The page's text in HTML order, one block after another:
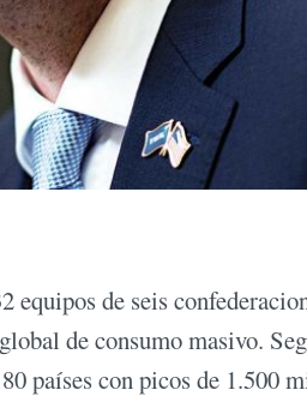
de seis
de consumo masivo.
países con picos de 1.500